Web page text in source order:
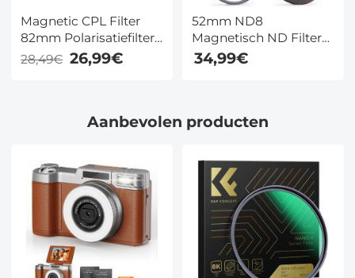
Magnetic CPL Filter
82mm Polarisatiefilter
Ultradun Optisch Glas
met 18 Meerlaagse
28,49€ 26,99€
52mm ND8
Magnetisch ND Filter
3-in-1 Magnetic Lens
Filter Neutrale
34,99€
Aanbevolen producten